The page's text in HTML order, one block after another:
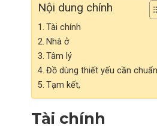
Nội dung chính
Tài chính
Nhà ở
Tâm lý
Đồ dùng thiết yếu cần
Tạm kết,
Tài chính